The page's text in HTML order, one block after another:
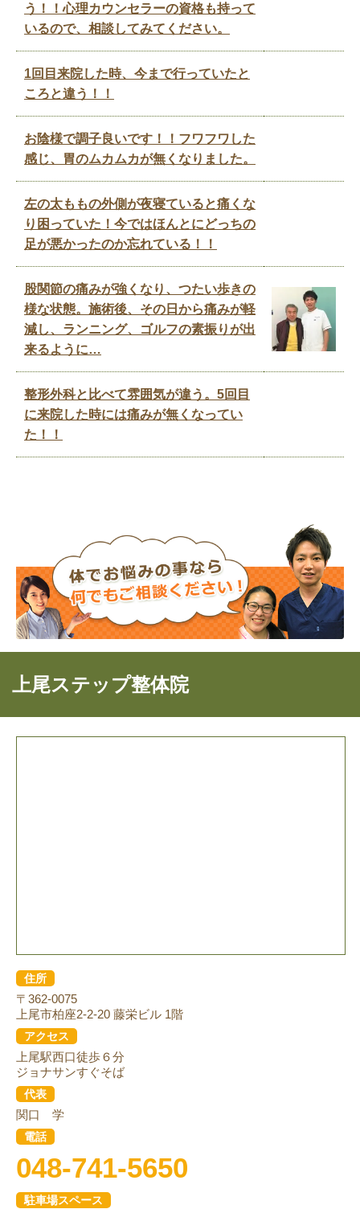
う！！心理カウンセラーの資格も持って
いるので、相談してみてください。
1回目来院した時、今まで行っていたと
ころと違う！！
お陰様で調子良いです！！フワフワした
感じ、胃のムカムカが無くなりました。
左の太ももの外側が夜寝ていると痛くな
り困っていた！今ではほんとにどっちの
足が悪かったのか忘れている！！
股関節の痛みが強くなり、つたい歩きの
様な状態。施術後、その日から痛みが軽
減し、ランニング、ゴルフの素振りが出
来るように…
整形外科と比べて雰囲気が違う。5回目
に来院した時には痛みが無くなってい
た！！
上尾ステップ整体院
住所
〒362-0075
上尾市柏座2-2-20 藤栄ビル 1階
アクセス
上尾駅西口徒歩６分
ジョナサンすぐそば
代表
関口 学
電話
048-741-5650
駐車場スペース